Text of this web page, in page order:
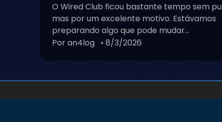
O Wired Club ficou bastante tempo sem
mas por um excelente motivo. Estávamos
preparando algo que pode mudar...
Por an4log • 8/3/2026